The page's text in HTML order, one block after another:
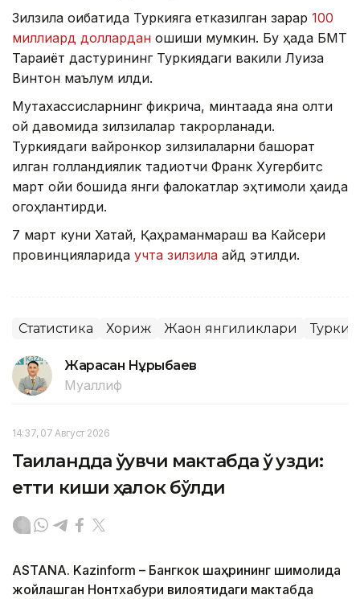
Зилзила оқибатида Туркияга етказилган зарар 100
миллиард доллардан ошиши мумкин. Бу ҳақда БМТ
Тараққиёт дастурининг Туркиядаги вакили Луиза
Винтон маълум қилди.
Мутахассисларнинг фикрича, минтақада яна олти
ой давомида зилзилалар такрорланади.
Туркиядаги вайронкор зилзилаларни башорат
қилган голландиялик тадқиқотчи Франк Хугербитс
март ойи бошида янги фалокатлар эҳтимоли ҳақида
огоҳлантирди.
7 март куни Хатай, Қаҳраманмараш ва Кайсери
провинцияларида учта зилзила қайд этилди.
Статистика Хориж Жаҳон янгиликлари Туркия
Жарасқан Нұрыбаев
Муаллиф
14:37, 07 Август 2026
Таиландда ўқувчи мактабда ўқ узди:
етти киши ҳалок бўлди
ASTANA. Kazinform – Бангкок шаҳрининг шимолида
жойлашган Нонтхабури вилоятидаги мактабда